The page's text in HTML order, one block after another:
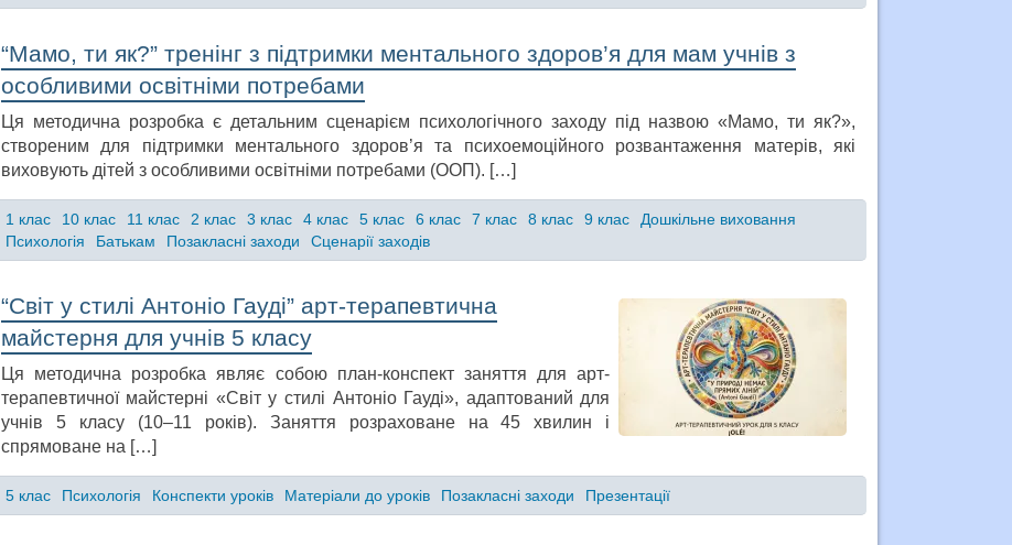
“Мамо, ти як?” тренінг з підтримки ментального здоров’я для мам учнів з
особливими освітніми потребами
Ця методична розробка є детальним сценарієм психологічного заходу під назвою «Мамо, ти як?»,
створеним для підтримки ментального здоров’я та психоемоційного розвантаження матерів, які
виховують дітей з особливими освітніми потребами (ООП). […]
1 клас 10 клас 11 клас 2 клас 3 клас 4 клас 5 клас 6 клас 7 клас 8 клас 9 клас
Дошкільне виховання
Психологія
Батькам Позакласні заходи Сценарії заходів
“Світ у стилі Антоніо Гауді” арт-терапевтична
майстерня для учнів 5 класу
Ця методична розробка являє собою план-конспект заняття для арт-
терапевтичної майстерні «Світ у стилі Антоніо Гауді», адаптований для
учнів 5 класу (10–11 років). Заняття розраховане на 45 хвилин і
спрямоване на […]
5 клас Психологія Конспекти уроків Матеріали до уроків Позакласні заходи Презентації